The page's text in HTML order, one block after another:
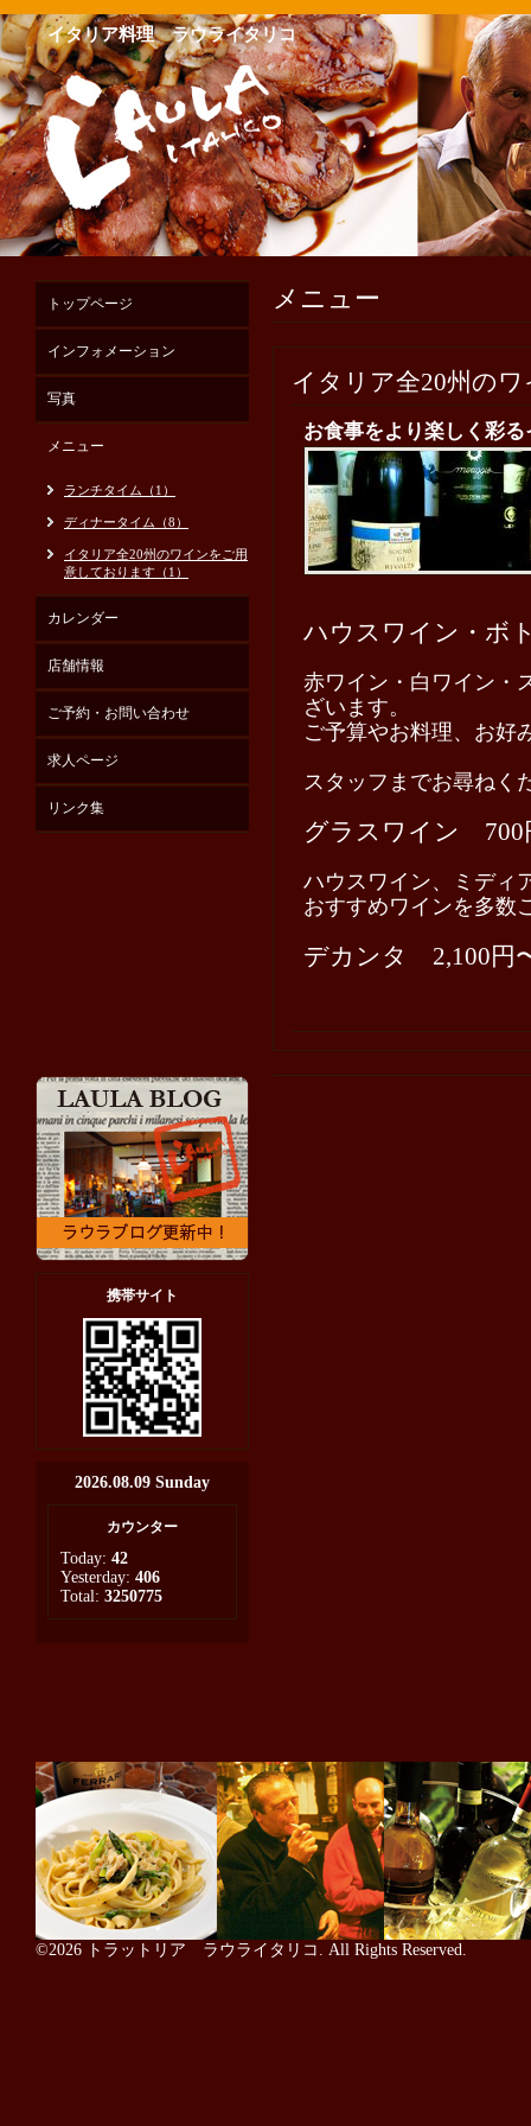
イタリア料理 ラウライタリコ
メニュー
イタリア全20州の
お食事をより楽しく彩
ハウスワイン・ボ
赤ワイン・白ワイン
ざいます。
ご予算やお料理、お好
スタッフまでお尋ねく
グラスワイン 700
ハウスワイン、ミディ
おすすめワインを多数
デカンタ 2,100円
トップページ
インフォメーション
写真
メニュー
ランチタイム（1）
ディナータイム（8）
イタリア全20州のワインをご用
意しております（1）
カレンダー
店舗情報
ご予約・お問い合わせ
求人ページ
リンク集
携帯サイト
2026.08.09 Sunday
カウンター
Today: 42
Yesterday: 406
Total: 3250775
©2026 トラットリア ラウライタリコ . All Rights Reserved.